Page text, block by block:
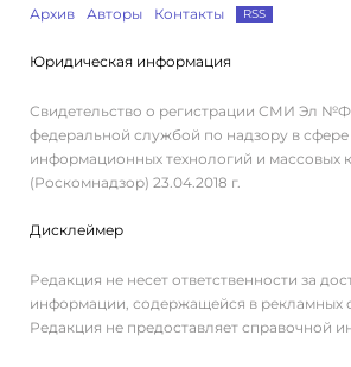
Архив
Авторы Контакты RSS
Юридическая информация
Свидетельство о регистрации СМИ Эл
федеральной службой по надзору в сфере
информационных технологий и массовых
(Роскомнадзор) 23.04.2018 г.
Дисклеймер
Редакция не несет ответственности за
информации, содержащейся в рекламных
Редакция не предоставляет справочной